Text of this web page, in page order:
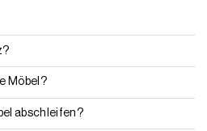
Möbel?
abschleifen?